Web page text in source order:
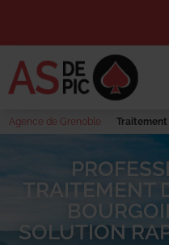
Agence de Grenoble
TRAITEMENT
SOLUTION